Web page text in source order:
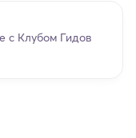
с Клубом Гидов